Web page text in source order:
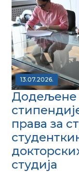
13.07.2026.
Додељене
права за
студија